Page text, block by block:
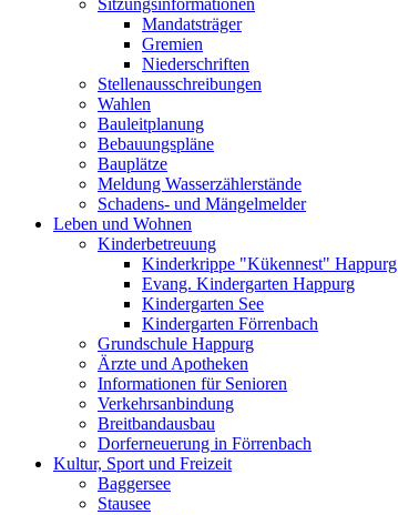
Sitzungsinformationen
Mandatsträger
Gremien
Niederschriften
Stellenausschreibungen
Wahlen
Bauleitplanung
Bebauungspläne
Bauplätze
Meldung Wasserzählerstände
Schadens- und Mängelmelder
Leben und Wohnen
Kinderbetreuung
Kinderkrippe "Kükennest" Happurg
Evang. Kindergarten Happurg
Kindergarten See
Kindergarten Förrenbach
Grundschule Happurg
Ärzte und Apotheken
Informationen für Senioren
Verkehrsanbindung
Breitbandausbau
Dorferneuerung in Förrenbach
Kultur, Sport und Freizeit
Baggersee
Stausee